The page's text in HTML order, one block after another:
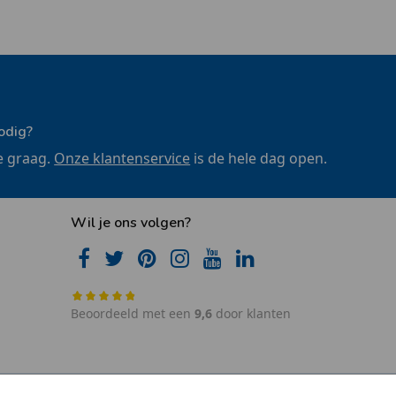
graag. Onze klantenservice is de hele dag open.
Wil je ons volgen?
Beoordeeld met een 9,6door klanten